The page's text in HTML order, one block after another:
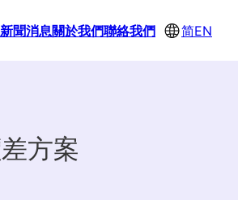
新聞消息關於我們聯絡我們 简EN
方案